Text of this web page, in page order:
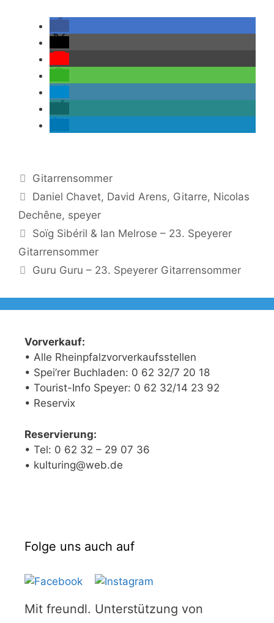
Kategorien
Gitarrensommer
Schlagwörter
Daniel Chavet, David Arens, Gitarre, Nicolas
Dechêne, speyer
Soïg Sibéril & Ian Melrose – 23. Speyerer
Gitarrensommer
Guru Guru – 23. Speyerer Gitarrensommer
Vorverkauf:
• Alle Rheinpfalzvorverkaufsstellen
• Spei’rer Buchladen: 0 62 32/7 20 18
• Tourist-Info Speyer: 0 62 32/14 23 92
• Reservix
Reservierung:
• Tel: 0 62 32 – 29 07 36
• kulturing@web.de
Folge uns auch auf
Mit freundl. Unterstützung von